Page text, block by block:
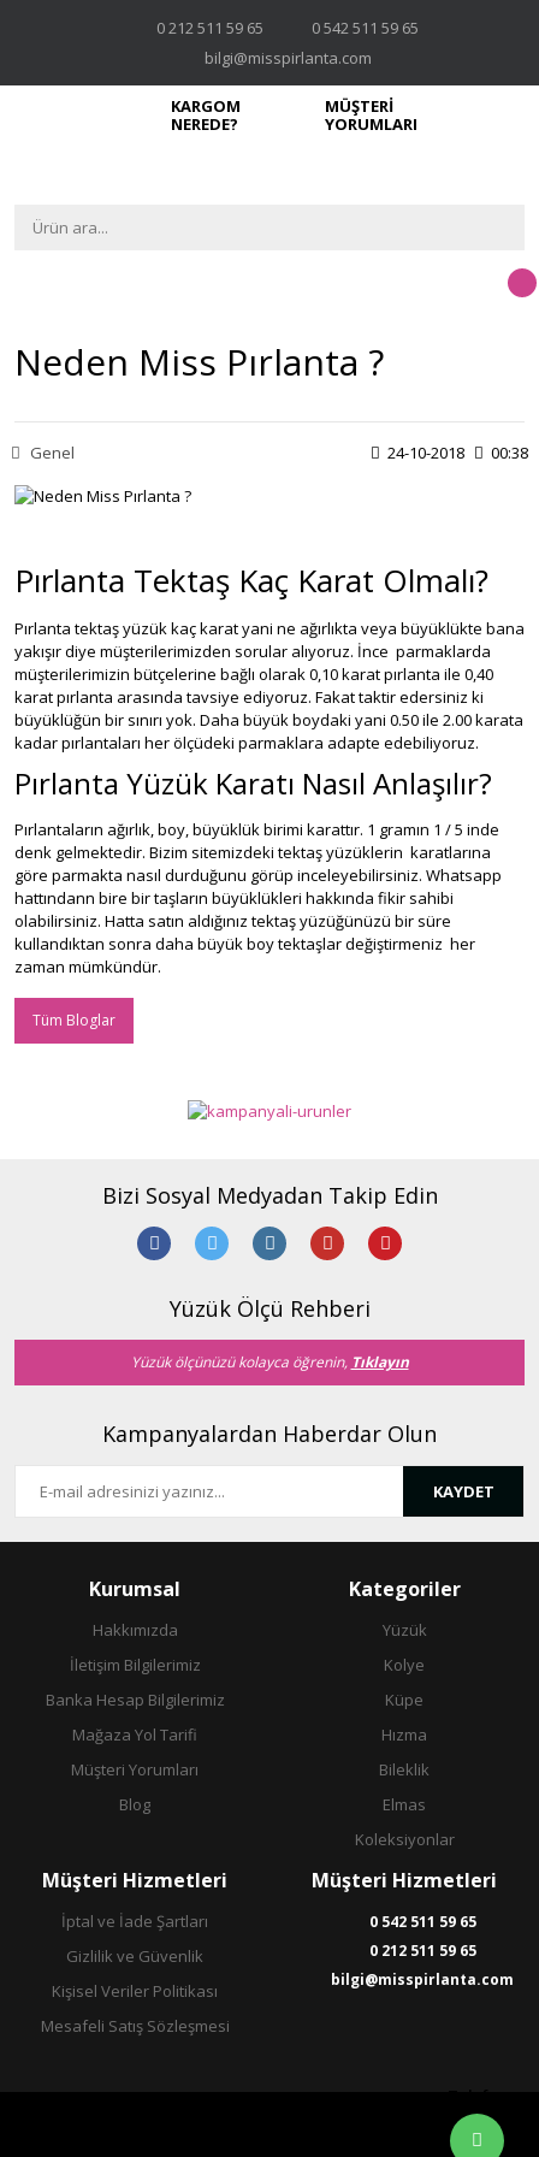
0 212 511 59 65
0 542 511 59 65
bilgi@misspirlanta.com
KARGOM
NEREDE?
MÜŞTERİ
YORUMLARI
Neden Miss Pırlanta ?
Genel 24-10-2018 00:38
Pırlanta Tektaş Kaç Karat Olmalı?
Pırlanta tektaş yüzük kaç karat yani ne ağırlıkta veya büyüklükte bana
yakışır diye müşterilerimizden sorular alıyoruz. İnce parmaklarda
müşterilerimizin bütçelerine bağlı olarak 0,10 karat pırlanta ile 0,40
karat pırlanta arasında tavsiye ediyoruz. Fakat taktir edersiniz ki
büyüklüğün bir sınırı yok. Daha büyük boydaki yani 0.50 ile 2.00 karata
kadar pırlantaları her ölçüdeki parmaklara adapte edebiliyoruz.
Pırlanta Yüzük Karatı Nasıl Anlaşılır?
Pırlantaların ağırlık, boy, büyüklük birimi karattır. 1 gramın 1 / 5 inde
denk gelmektedir. Bizim sitemizdeki tektaş yüzüklerin karatlarına
göre parmakta nasıl durduğunu görüp inceleyebilirsiniz. Whatsapp
hattındann bire bir taşların büyüklükleri hakkında fikir sahibi
olabilirsiniz. Hatta satın aldığınız tektaş yüzüğünüzü bir süre
kullandıktan sonra daha büyük boy tektaşlar değiştirmeniz her
zaman mümkündür.
Tüm Bloglar
Bizi Sosyal Medyadan Takip Edin
Yüzük Ölçü Rehberi
Yüzük ölçünüzü kolayca öğrenin, Tıklayın
Kampanyalardan Haberdar Olun
KAYDET
Kurumsal
Hakkımızda
İletişim Bilgilerimiz
Banka Hesap Bilgilerimiz
Mağaza Yol Tarifi
Müşteri Yorumları
Blog
Kategoriler
Yüzük
Kolye
Küpe
Hızma
Bileklik
Elmas
Koleksiyonlar
Müşteri Hizmetleri
İptal ve İade Şartları
Gizlilik ve Güvenlik
Kişisel Veriler Politikası
Mesafeli Satış Sözleşmesi
Müşteri Hizmetleri
0 542 511 59 65
0 212 511 59 65
bilgi@misspirlanta.com